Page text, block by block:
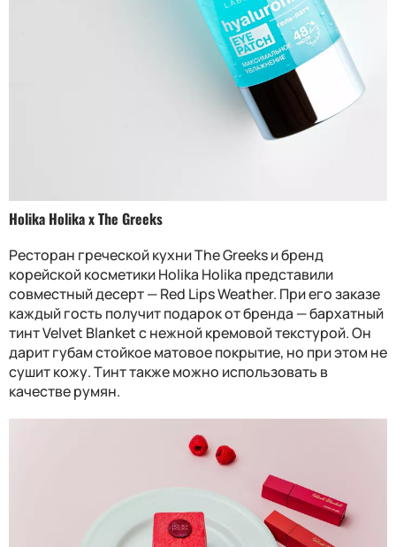
Holika Holika x The Greeks
Ресторан греческой кухни The Greeks и бренд
корейской косметики Holika Holika представили
совместный десерт — Red Lips Weather. При его заказе
каждый гость получит подарок от бренда — бархатный
тинт Velvet Blanket с нежной кремовой текстурой. Он
дарит губам стойкое матовое покрытие, но при этом не
сушит кожу. Тинт также можно использовать в
качестве румян.